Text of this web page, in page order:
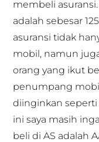
membeli
adalah sebesar
asuransi tidak
mobil, namun
orang yang ikut
penumpang
diinginkan seperti
ini saya masih
beli di AS adalah